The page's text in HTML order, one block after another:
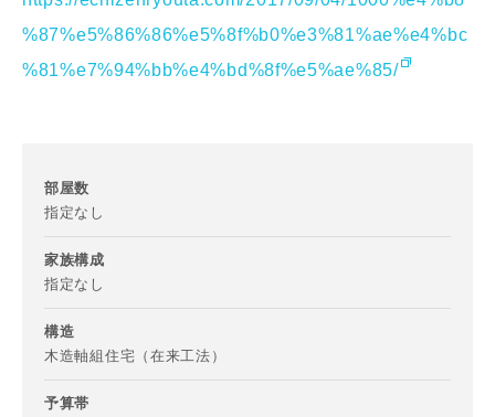
%87%e5%86%86%e5%8f%b0%e3%81%ae%e4%bc
%81%e7%94%bb%e4%bd%8f%e5%ae%85/
部屋数
指定なし
家族構成
指定なし
構造
木造軸組住宅（在来工法）
予算帯